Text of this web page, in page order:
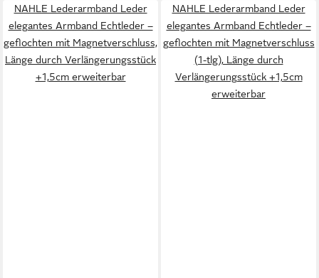
NAHLE Lederarmband Leder
elegantes Armband Echtleder –
geflochten mit Magnetverschluss,
Länge durch Verlängerungsstück
+1,5cm erweiterbar
NAHLE Lederarmband Leder
elegantes Armband Echtleder –
geflochten mit Magnetverschluss
(1-tlg), Länge durch
Verlängerungsstück +1,5cm
erweiterbar